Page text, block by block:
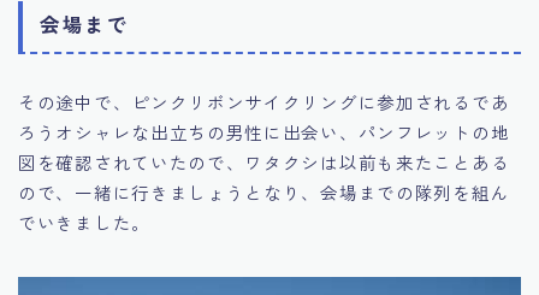
会場まで
その途中で、ピンクリボンサイクリングに参加されるであ
ろうオシャレな出立ちの男性に出会い、パンフレットの地
図を確認されていたので、ワタクシは以前も来たことある
ので、一緒に行きましょうとなり、会場までの隊列を組ん
でいきました。